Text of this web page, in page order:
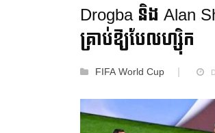
Drogba និង Alan
គ្រាប់ឱ្យបែលហ្ស៊ិក
FIFA World Cup